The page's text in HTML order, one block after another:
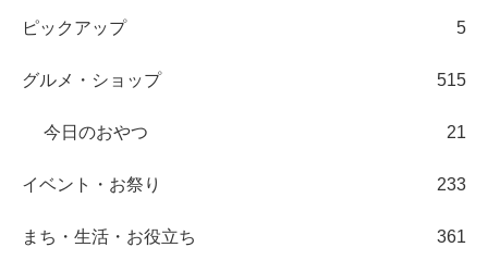
ピックアップ 5
グルメ・ショップ 515
今日のおやつ 21
イベント・お祭り 233
まち・生活・お役立ち 361